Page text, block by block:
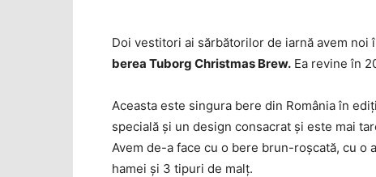
Doi vestitori ai sărbătorilor de iarnă avem noi
berea Tuborg Christmas Brew. Ea revine în
Aceasta este singura bere din România în
specială şi un design consacrat şi este mai
Avem de-a face cu o bere brun-roşcată, cu o
hamei şi 3 tipuri de malţ.